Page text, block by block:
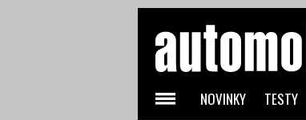
NOVINKY TESTY